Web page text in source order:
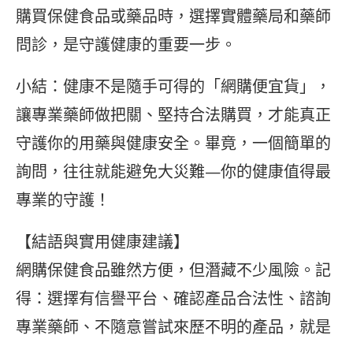
購買保健食品或藥品時，選擇實體藥局和藥師
問診，是守護健康的重要一步。
小結：健康不是隨手可得的「網購便宜貨」，
讓專業藥師做把關、堅持合法購買，才能真正
守護你的用藥與健康安全。畢竟，一個簡單的
詢問，往往就能避免大災難—你的健康值得最
專業的守護！
【結語與實用健康建議】
網購保健食品雖然方便，但潛藏不少風險。記
得：選擇有信譽平台、確認產品合法性、諮詢
專業藥師、不隨意嘗試來歷不明的產品，就是